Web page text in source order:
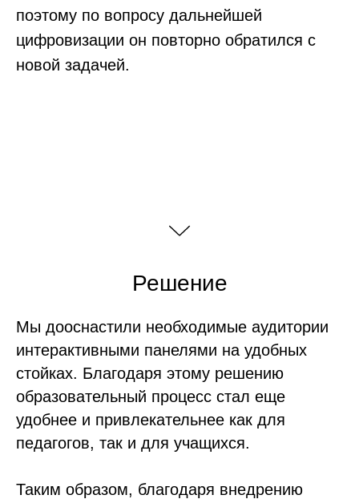
поэтому по вопросу дальнейшей
цифровизации он повторно обратился с
новой задачей.
Решение
Мы дооснастили необходимые аудитории
интерактивными панелями на удобных
стойках. Благодаря этому решению
образовательный процесс стал еще
удобнее и привлекательнее как для
педагогов, так и для учащихся.
Таким образом, благодаря внедрению